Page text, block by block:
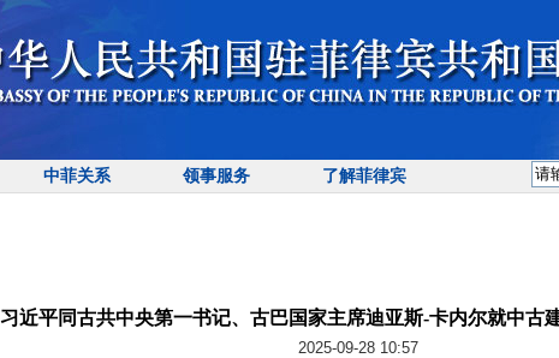
中菲关系 领事服务 了解菲律宾
习近平同古共中央第一书记、古巴国家主席迪亚斯-卡内尔就中古
2025-09-28 10:57